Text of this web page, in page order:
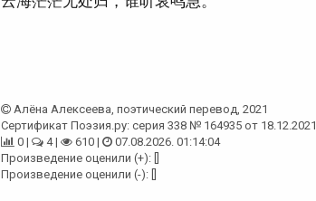
Алёна Алексеева, поэтический перевод, 2021
Сертификат Поэзия.ру: серия 338 № 164935 от 18.12.2021
0 |
4 | 610 |
07.08.2026. 01:14:04
Произведение оценили (+): []
Произведение оценили (-): []